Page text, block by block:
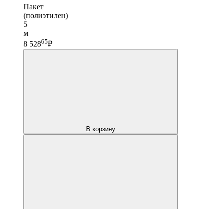
Пакет
(полиэтилен)
5
м
8 52865₽
В корзину